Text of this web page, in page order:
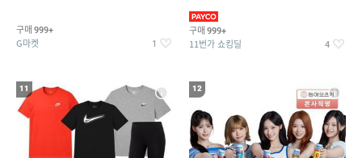
구매 999+
G마켓 1
구매 999+
11번가 쇼킹딜 4
11 12